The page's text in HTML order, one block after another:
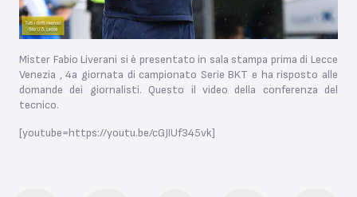
Mister Fabio Liverani si è presentato in sala stampa prima di Lecce
Venezia , 4a giornata di campionato Serie BKT e ha risposto alle
domande dei giornalisti. Questo il video della conferenza del
tecnico.
[youtube=https://youtu.be/cGJIUf345vk]